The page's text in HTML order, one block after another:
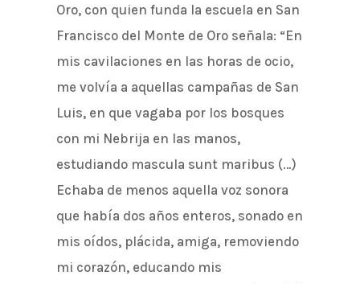
Oro, con quien funda la escuela en San
Francisco del Monte de Oro señala: “En
mis cavilaciones en las horas de ocio,
me volvía a aquellas campañas de San
Luis, en que vagaba por los bosques
con mi Nebrija en las manos,
estudiando mascula sunt maribus (…)
Echaba de menos aquella voz sonora
que había dos años enteros, sonado en
mis oídos, plácida, amiga, removiendo
mi corazón, educando mis